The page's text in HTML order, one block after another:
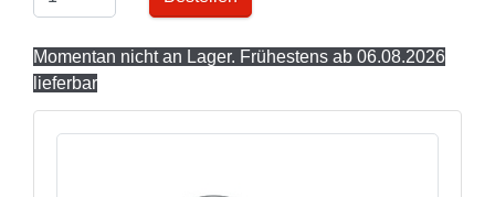
Momentan nicht an Lager. Frühestens ab 06.08.2026
lieferbar